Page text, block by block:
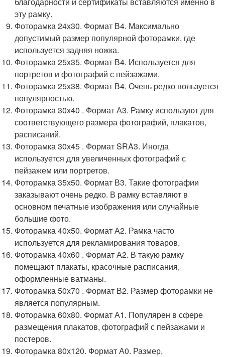
эту рамку.
Фоторамка 24х30. Формат В4. Максимально
допустимый размер популярной фоторамки, где
используется задняя ножка.
Фоторамка 25х35. Формат В4. Используется для
портретов и фотографий с пейзажами.
Фоторамка 25х38. Формат В4. Очень редко пользуется
популярностью.
Фоторамка 30х40 . Формат А3. Рамку используют для
соответствующего размера фотографий, плакатов,
расписаний.
Фоторамка 30х45 . Формат SRA3. Иногда
используется для увеличенных фотографий с
пейзажем или портретов.
Фоторамка 35х50. Формат В3. Такие фотографии
заказывают очень редко. В рамку вставляют в
основном печатные изображения или случайные
большие фото.
Фоторамка 40х50. Формат А2. Рамка часто
используется для рекламирования товаров.
Фоторамка 40х60 . Формат А2. В такую рамку
помещают плакаты, красочные расписания,
оформленные ватманы.
Фоторамка 50х70 . Формат В2. Размер фоторамки не
является популярным.
Фоторамка 60х80. Формат А1. Популярен в сфере
размещения плакатов, фотографий с пейзажами и
постеров.
Фоторамка 80х120. Формат А0. Размер,